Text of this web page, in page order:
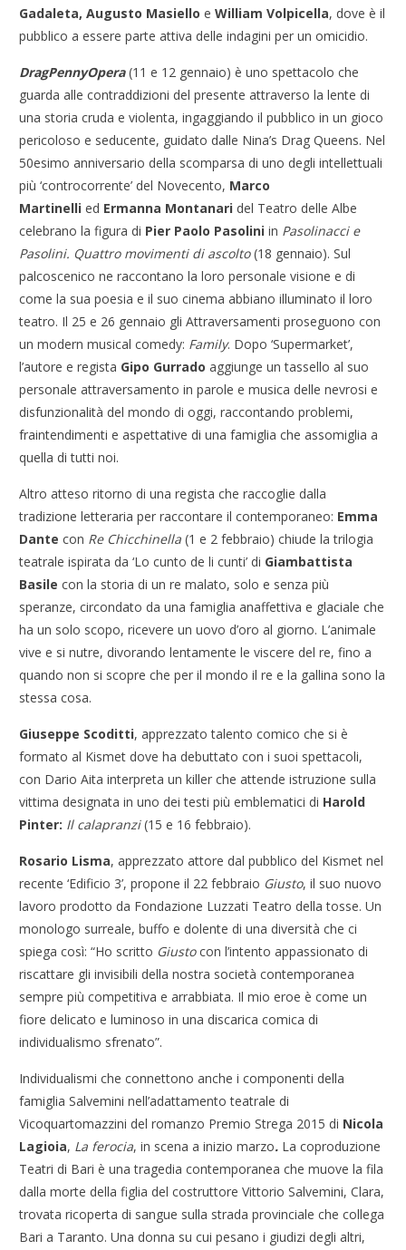
Gadaleta, Augusto Masiello eWilliam Volpicella, dove è il
pubblico a essere parte attiva delle indagini per un omicidio.
DragPennyOpera(11 e 12 gennaio) è uno spettacolo che
guarda alle contraddizioni del presente attraverso la lente di
una storia cruda e violenta, ingaggiando il pubblico in un gioco
pericoloso e seducente, guidato dalle Nina’s Drag Queens. Nel
50esimo anniversario della scomparsa di uno degli intellettuali
più ‘controcorrente’ del Novecento, Marco
Martinelli ed Ermanna Montanari del Teatro delle Albe
celebrano la figura di Pier Paolo Pasolini in Pasolinacci e
Pasolini. Quattro movimenti di ascolto (18 gennaio). Sul
palcoscenico ne raccontano la loro personale visione e di
come la sua poesia e il suo cinema abbiano illuminato il loro
teatro. Il 25 e 26 gennaio gli Attraversamenti proseguono con
un modern musical comedy: Family. Dopo ‘Supermarket’,
l’autore e regista Gipo Gurrado aggiunge un tassello al suo
personale attraversamento in parole e musica delle nevrosi e
disfunzionalità del mondo di oggi, raccontando problemi,
fraintendimenti e aspettative di una famiglia che assomiglia a
quella di tutti noi.
Altro atteso ritorno di una regista che raccoglie dalla
tradizione letteraria per raccontare il contemporaneo: Emma
Dantecon Re Chicchinella (1 e 2 febbraio) chiude la trilogia
teatrale ispirata da ‘Lo cunto de li cunti’ di Giambattista
Basile con la storia di un re malato, solo e senza più
speranze, circondato da una famiglia anaffettiva e glaciale che
ha un solo scopo, ricevere un uovo d’oro al giorno. L’animale
vive e si nutre, divorando lentamente le viscere del re, fino a
quando non si scopre che per il mondo il re e la gallina sono la
stessa cosa.
Giuseppe Scoditti, apprezzato talento comico che si è
formato al Kismet dove ha debuttato con i suoi spettacoli,
con Dario Aita interpreta un killer che attende istruzione sulla
vittima designata in uno dei testi più emblematici di Harold
Pinter: Il calapranzi (15 e 16 febbraio).
Rosario Lisma, apprezzato attore dal pubblico del Kismet nel
recente ‘Edificio 3’, propone il 22 febbraio Giusto, il suo nuovo
lavoro prodotto da Fondazione Luzzati Teatro della tosse. Un
monologo surreale, buffo e dolente di una diversità che ci
spiega così: “Ho scritto Giustocon l’intento appassionato di
riscattare gli invisibili della nostra società contemporanea
sempre più competitiva e arrabbiata. Il mio eroe è come un
fiore delicato e luminoso in una discarica comica di
individualismo sfrenato”.
Individualismi che connettono anche i componenti della
famiglia Salvemini nell’adattamento teatrale di
Vicoquartomazzini del romanzo Premio Strega 2015 di Nicola
Lagioia, La ferocia, in scena a inizio marzo. La coproduzione
Teatri di Bari è una tragedia contemporanea che muove la fila
dalla morte della figlia del costruttore Vittorio Salvemini, Clara,
trovata ricoperta di sangue sulla strada provinciale che collega
Bari a Taranto. Una donna su cui pesano i giudizi degli altri,